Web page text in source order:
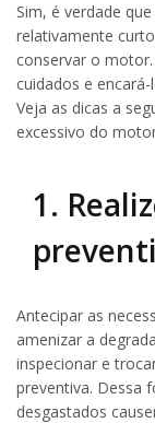
Sim, é verdade
relativamente
conservar o
cuidados e
Veja as dicas a
excessivo do
1.
Antecipar as
amenizar a
inspecionar e
preventiva. Dessa
desgastados